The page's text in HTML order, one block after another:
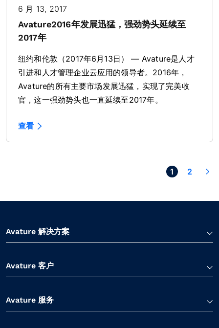
6 月 13, 2017
Avature2016年发展迅猛，强劲势头延续至
2017年
纽约和伦敦（2017年6月13日） — Avature是人才
引进和人才管理企业云应用的领导者。2016年，
Avature的所有主要市场发展迅猛，实现了完美收
官，这一强劲势头也一直延续至2017年。
查看
1 2
Next >
Avature 解决方案
Avature 客户
Avature 服务